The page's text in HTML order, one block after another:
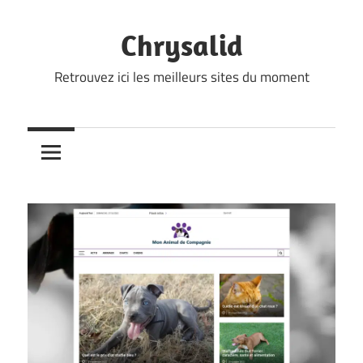
Chrysalid
Retrouvez ici les meilleurs sites du moment